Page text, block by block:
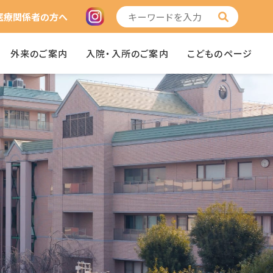
療関係者の方へ
外来のご案内 入院・入所のご案内 こどものページ